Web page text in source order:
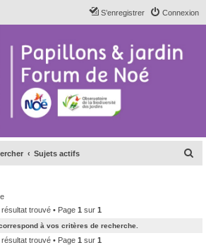
Connexion
S’enregistrer
Sujets actifs
résultat trouvé • Page 1 sur 1
à vos critères de recherche.
résultat trouvé • Page 1 sur 1